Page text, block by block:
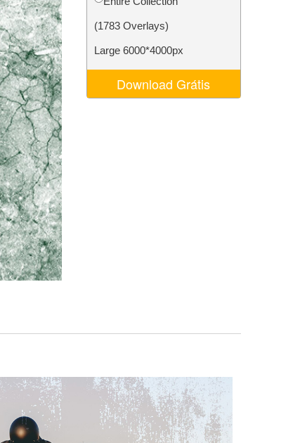
Video Editing Services
(1783 Overlays)
Large 6000*4000px
Download Grátis